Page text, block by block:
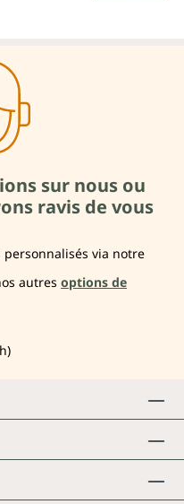
sur nous ou
ravis de vous
personnalisés via notre
autres options de